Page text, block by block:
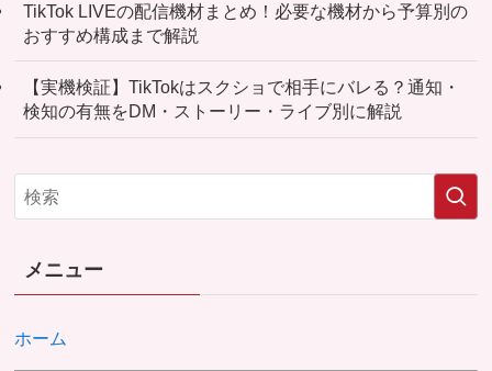
TikTok LIVEの配信機材まとめ！必要な機材から予算別の
おすすめ構成まで解説
【実機検証】TikTokはスクショで相手にバレる？通知・
検知の有無をDM・ストーリー・ライブ別に解説
メニュー
ホーム